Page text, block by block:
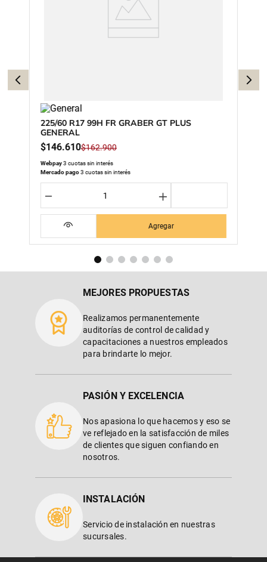
225/60 R17 99H FR GRABER GT PLUS
GENERAL
$146.610$162.900
Webpay3 cuotas sin interés
Mercado pago3 cuotas sin interés
＋
－
Agregar
MEJORES PROPUESTAS
Realizamos permanentemente
auditorías de control de calidad y
capacitaciones a nuestros empleados
para brindarte lo mejor.
PASIÓN Y EXCELENCIA
Nos apasiona lo que hacemos y eso se
ve reflejado en la satisfacción de miles
de clientes que siguen confiando en
nosotros.
INSTALACIÓN
Servicio de instalación en nuestras
sucursales.